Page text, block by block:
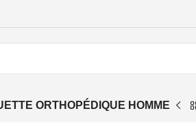
ORTHOPÉDIQUE HOMME